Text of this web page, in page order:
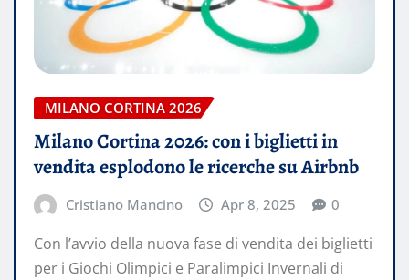
MILANO CORTINA 2026
Milano Cortina 2026: con i biglietti in
vendita esplodono le ricerche su Airbnb
Cristiano Mancino Apr 8, 2025 0
Con l’avvio della nuova fase di vendita dei biglietti
per i Giochi Olimpici e Paralimpici Invernali di